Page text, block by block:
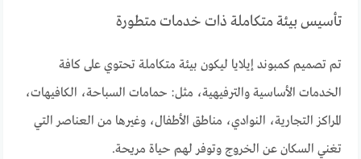
تأسيس بيئة متكاملة ذات خدمات متطورة
تم تصميم كمبوند إيلايا ليكون بيئة متكاملة تحتوي على كافة
الخدمات الأساسية والترفيهية، مثل: حمامات السباحة، الكافيهات،
المراكز التجارية، النوادي، مناطق الأطفال، وغيرها من العناصر التي
تغني السكان عن الخروج وتوفر لهم حياة مريحة.